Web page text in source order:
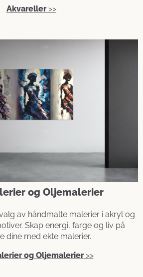
Akvareller>>
og Oljemalerier
av håndmalte malerier i akryl og
Skap energi, farge og liv på
dine med ekte malerier.
og Oljemalerier>>